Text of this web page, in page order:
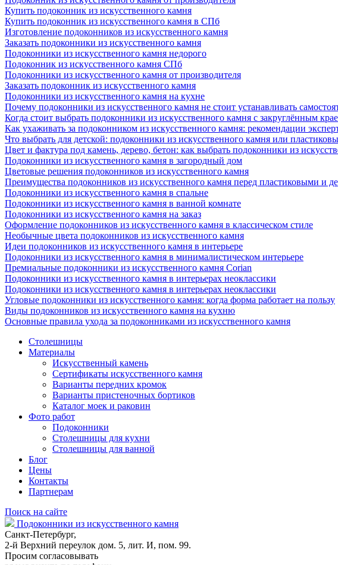
Купить подоконник из искусственного камня
Купить подоконник из искусственного камня в СПб
Изготовление подоконников из искусственного камня
Заказать подоконники из искусственного камня
Подоконники из искусственного камня недорого
Подоконник из искусственного камня СПб
Подоконники из искусственного камня от производителя
Заказать подоконник из искусственного камня
Подоконники из искусственного камня на кухне
Почему подоконники из искусственного камня не стоит устанавливать
Когда стоит выбрать подоконники из искусственного камня с закруглённым
Как ухаживать за подоконником из искусственного камня: рекомендации
Что выбрать для детской: подоконники из искусственного камня или
Цвет и фактура под камень, дерево, бетон: как выбрать подоконники из
Подоконники из искусственного камня в загородный дом
Цветовые решения подоконников из искусственного камня
Преимущества подоконников из искусственного камня перед пластиковыми и
Подоконники из искусственного камня в спальне
Подоконники из искусственного камня в ванной комнате
Подоконники из искусственного камня на заказ
Оформление подоконников из искусственного камня в классическом стиле
Необычные цвета подоконников из искусственного камня
Идеи подоконников из искусственного камня в интерьере
Подоконники из искусственного камня в минималистическом интерьере
Премиальные подоконники из искусственного камня Corian
Подоконники из искусственного камня в интерьерах неоклассики
Подоконники из искусственного камня в интерьерах неоклассики
Угловые подоконники из искусственного камня: когда форма работает на пользу
Виды подоконников из искусственного камня на кухню
Основные правила ухода за подоконниками из искусственного камня
Столешницы
Материалы
Искусственный камень
Сертификаты искусственного камня
Варианты передних кромок
Варианты пристеночных бортиков
Каталог моек и раковин
Фото работ
Подоконники
Столешницы для кухни
Столешницы для ванной
Блог
Цены
Контакты
Партнерам
Поиск на сайте
Подоконники из искусственного камня
Санкт-Петербург,
2-й Верхний переулок дом. 5, лит. И, пом. 99.
Просим согласовывать